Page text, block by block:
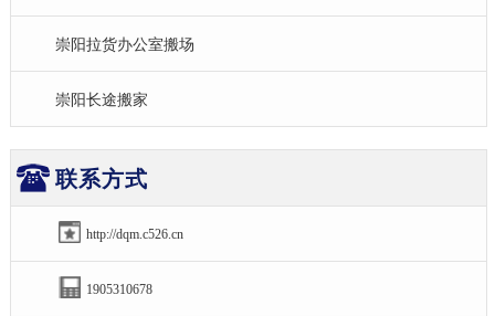
崇阳拉货办公室搬场
崇阳长途搬家
联系方式
http://dqm.c526.cn
1905310678